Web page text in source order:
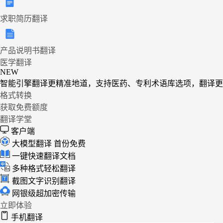
求职简历翻译
产品说明书翻译
医学翻译
NEW
智能引擎翻译更精准地道，支持医药、专利术语库选项，翻译
格式转换
获取免费额度
翻译学堂
客户端
大模型翻译 首份免费
一键快速翻译文档
多种格式轻松翻译
截图文字识别翻译
网银级超加密传输
立即体验
手机翻译